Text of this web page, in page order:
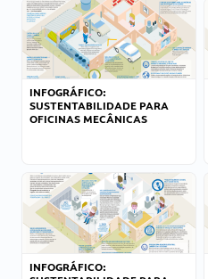
INFOGRÁFICO:
SUSTENTABILIDADE PARA
OFICINAS MECÂNICAS
INFOGRÁFICO: